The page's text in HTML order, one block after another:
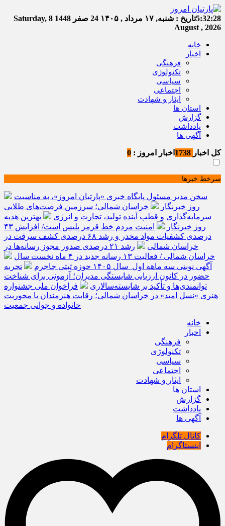
5:32:29تاریخ : شنبه, ۱۷ مرداد , ۱۴۰۵ 24 صفر 1448
Saturday, 8
August , 2026
خانه
اخبار
فرهنگی
تکنولوژی
سیاسی
اجتماعی
ایثار و شهادت
استان ها
گزارش
یادداشت
آگهی ها
کل اخبار اخبار امروز : 0
سرخط خبرها
سخن مدیر مسئول پایگاه خبری «پارتیان امروز»، به مناسبت
روز خبرنگار
خراسان شمالی؛ سرزمین فرصت‌های طلایی
سرمایه‌گذاری و قطب آینده تولید، تجارت و انرژی
بهترین هدیه
روز خبرنگار
امنیت مردم خط قرمز پلیس است/ افزایش ۴۳
درصدی کشفیات مواد مخدر و رشد ۶۸ درصدی کشف سرقت در
خراسان شمالی
رشد ۲۱ درصدی صدور مجوز رسانه‌ها در
خراسان شمالی / فعالیت ۱۳ رسانه جدید در ۴ ماه نخست سال
آگهی نوبتی سه ماهه اول سال ۱۴۰۵ حوزه ثبتی جاجرم
تجربه
حضور در کانون ارزیابی شایستگی مدیران؛ آزمونی برای شناخت
توانمندی‌ها و تأکید بر شایسته‌سالاری
فراخوان ملی جشنواره
هنری «نسل امید» در خراسان شمالی؛ رقابت هنرمندان با محوریت
خانواده و جوانی جمعیت
خانه
اخبار
فرهنگی
تکنولوژی
سیاسی
اجتماعی
ایثار و شهادت
استان ها
گزارش
یادداشت
آگهی ها
کانال تلگرام
اینستاگرام